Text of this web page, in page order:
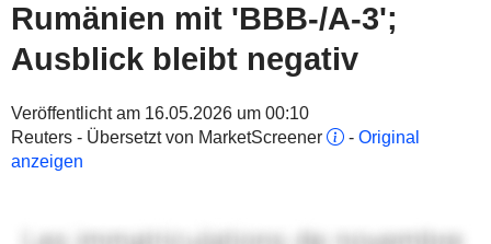
Rumänien mit 'BBB-/A-3';
Ausblick bleibt negativ
Veröffentlicht am 16.05.2026 um 00:10
Reuters - Übersetzt von MarketScreener
- Original
anzeigen